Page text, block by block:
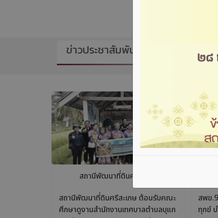
ข่าวประชาสัมพันธ์จากภูมิภาค